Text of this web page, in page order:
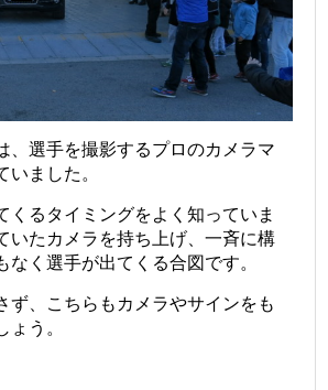
、選手を撮影するプロのカメラマ
いました。
くるタイミングをよく知っていま
いたカメラを持ち上げ、一斉に構
なく選手が出てくる合図です。
ず、こちらもカメラやサインをも
ょう。